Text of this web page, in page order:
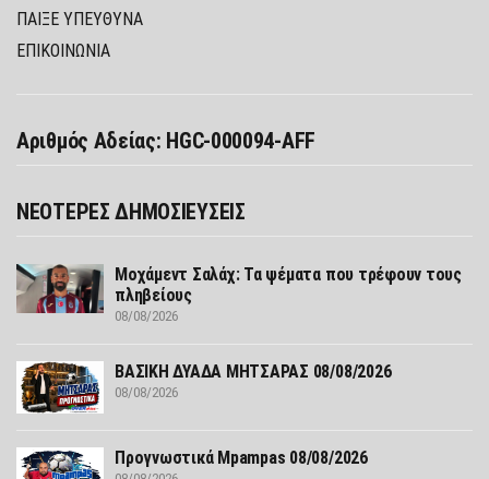
ΠΑΊΞΕ ΥΠΕΎΘΥΝΑ
ΕΠΙΚΟΙΝΩΝΙΑ
Αριθμός Αδείας: HGC-000094-AFF
ΝΕΟΤΕΡΕΣ ΔΗΜΟΣΙΕΥΣΕΙΣ
Μοχάμεντ Σαλάχ: Τα ψέματα που τρέφουν τους
πληβείους
08/08/2026
ΒΑΣΙΚΗ ΔΥΑΔΑ ΜΗΤΣΑΡΑΣ 08/08/2026
08/08/2026
Προγνωστικά Mpampas 08/08/2026